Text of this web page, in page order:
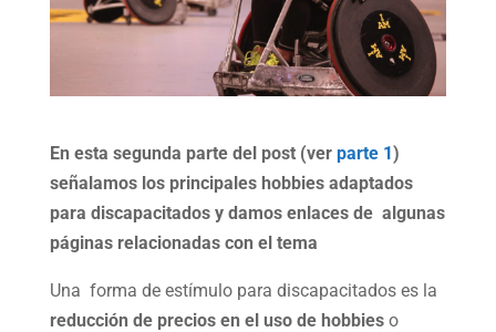
En esta segunda parte del post (ver parte 1)
señalamos los principales hobbies adaptados
para discapacitados y damos enlaces de algunas
páginas relacionadas con el tema
Una forma de estímulo para discapacitados es la
reducción de precios en el uso de hobbieso